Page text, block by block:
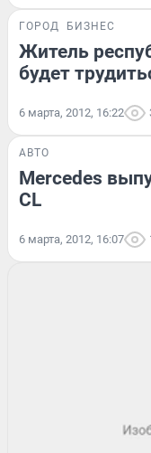
ГОРОД БИЗНЕС
Житель
будет
6 марта, 2012, 16:22
АВТО
Mercedes
CL
6 марта, 2012, 16:07